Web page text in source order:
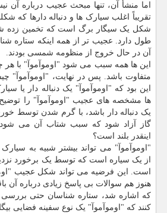
اما منشأ آن، تنها مبحث عجیب درباره آن
تقریباً اغلب سیارک ها و دنباله دارها که
طول دارد. عجیب تر از همه اینکه ستاره
آن در حال خروج از منظومه شمسی بودند.
این ها همه سبب می شود "اوموآموآ" با هر
متفاوت باشد. پس در نهایت، "اوموآموآ"
این بود که "اوموآموآ" یک دنباله دار یا
ها مشخصه های عجیب "اوموآموآ" را
یک دنباله دار باشد، با گرم شدن توسط
گاز آزاد شود که سبب شتاب آن می
اینقدر بلند است؟
"اوموآموآ" می تواند بیشتر شبیه به
از یک سیاره است که توسط یک برخورد
است. این فرضیه می تواند شکل عجیب
هنوز هم سوالات بی پاسخ زیادی درباره آن
که اشاره شد، ستاره شناسان حتی بررسی
کنند که "اوموآموآ" یک نوع سفینه فضایی